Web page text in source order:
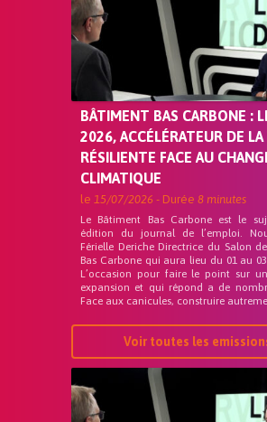
BÂTIMENT BAS CARBONE :
2026, ACCÉLÉRATEUR DE LA
RÉSILIENTE FACE AU
CLIMATIQUE
le 15/07/2026 - Durée 8 minutes
Le Bâtiment Bas Carbone est le
édition du journal de l’emploi.
Férielle Deriche Directrice du Salon
Bas Carbone qui aura lieu du 01 au
L’occasion pour faire le point sur
expansion et qui répond a de
Face aux canicules, construire
Voir toutes les